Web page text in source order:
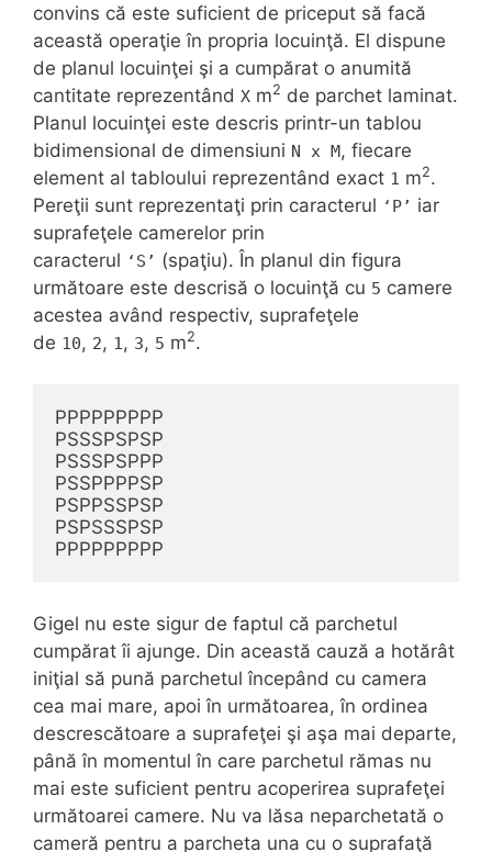
convins că este suficient de priceput să facă
această operaţie în propria locuinţă. El dispune
de planul locuinţei şi a cumpărat o anumită
cantitate reprezentând X m2 de parchet laminat.
Planul locuinţei este descris printr-un tablou
bidimensional de dimensiuni N x M, fiecare
element al tabloului reprezentând exact 1 m2.
Pereţii sunt reprezentaţi prin caracterul ‘P’ iar
suprafeţele camerelor prin
caracterul ‘S’ (spaţiu). În planul din figura
următoare este descrisă o locuinţă cu 5 camere
acestea având respectiv, suprafeţele
de 10, 2, 1 , 3, 5 m2.
PPPPPPPPP
PSSSPSPSP
PSSSPSPPP
PSSPPPPSP
PSPPSSPSP
PSPSSSPSP
PPPPPPPPP
Gigel nu este sigur de faptul că parchetul
cumpărat îi ajunge. Din această cauză a hotărât
iniţial să pună parchetul începând cu camera
cea mai mare, apoi în următoarea, în ordinea
descrescătoare a suprafeţei şi aşa mai departe,
până în momentul în care parchetul rămas nu
mai este suficient pentru acoperirea suprafeţei
următoarei camere. Nu va lăsa neparchetată o
cameră pentru a parcheta una cu o suprafaţă